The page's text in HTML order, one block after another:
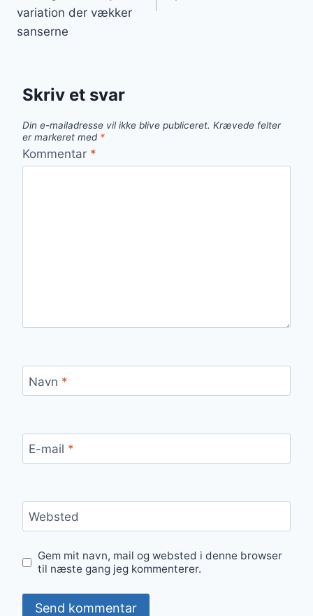
variation der vækker
sanserne
Skriv et svar
Din e-mailadresse vil ikke blive publiceret. Krævede felter
er markeret med *
Kommentar *
Navn *
E-mail *
Websted
Gem mit navn, mail og websted i denne browser
til næste gang jeg kommenterer.